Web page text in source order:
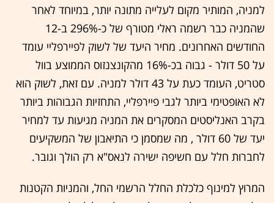
למניה, המותיר מקום לעלייה מתונה יותר, במיוחד לאחר
שהמניה כבר רשמה ראלי מטורף של כ-296% ב-12
החודשים האחרונים. מחיר היעד של לשוק לפיירפליי עומד
על 50 דולר - גבוה בכ-16% מהקונצנזוס הממוצע בוול
סטריט, העומד כעת על 43 דולר למניה. עם זאת, לשוק הוא
לא האופטימי ביותר לגבי פיירפליי, התחזיות הגבוהות ביותר
בקרב האנליסטים המסקרים את המניה מגיעות עד למחיר
יעד של 60 דולר , מה שמסמן כי התיאבון של המשקיעים
לחברות חלל עם חשיפה ישירה לנאס"א רק הולך וגובר.
המרוץ למינוף כלכלת החלל הרשמי החל, והמניות הקטנות